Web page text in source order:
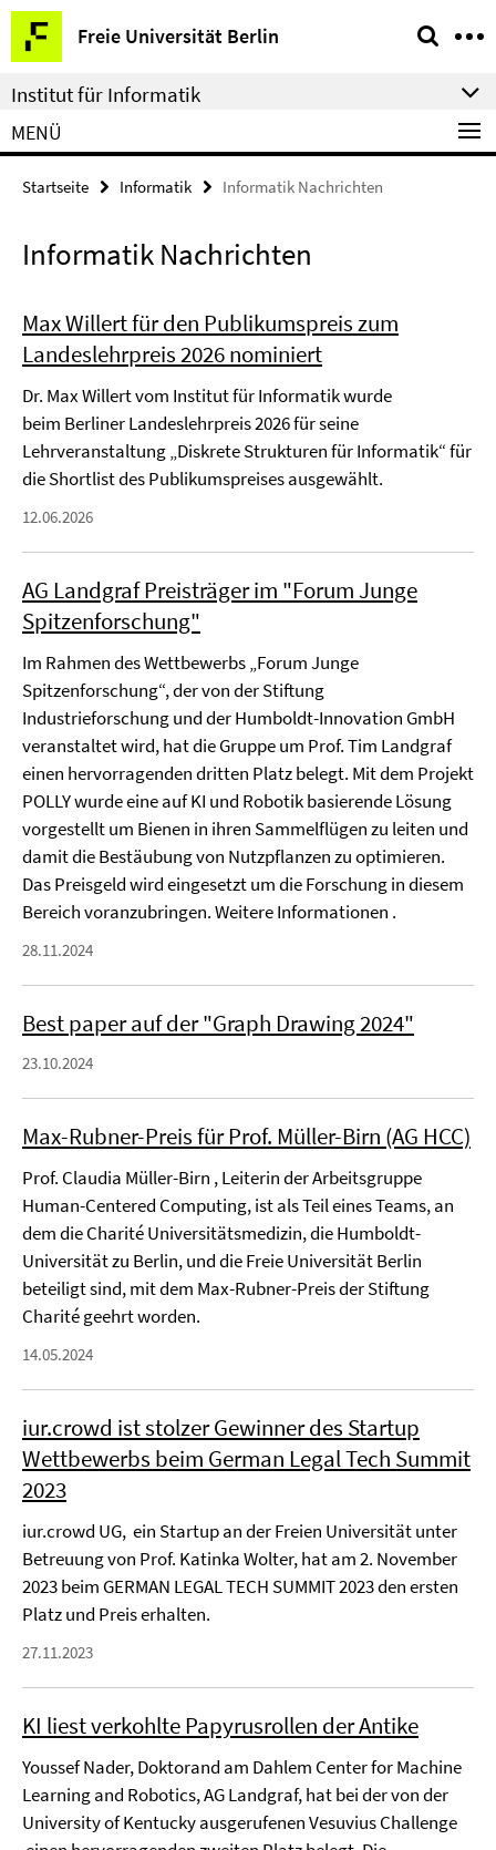
Springe
direkt
zu
Inhalt
Freie Universität Berlin
Service-
Navigation
Institut für Informatik
MENÜ
Startseite Informatik Informatik Nachrichten
Informatik Nachrichten
Max Willert für den Publikumspreis zum
Landeslehrpreis 2026 nominiert
Dr. Max Willert vom Institut für Informatik wurde
beim Berliner Landeslehrpreis 2026 für seine
Lehrveranstaltung „Diskrete Strukturen für Informatik“ für
die Shortlist des Publikumspreises ausgewählt.
12.06.2026
AG Landgraf Preisträger im "Forum Junge
Spitzenforschung"
Im Rahmen des Wettbewerbs „Forum Junge
Spitzenforschung“, der von der Stiftung
Industrieforschung und der Humboldt-Innovation GmbH
veranstaltet wird, hat die Gruppe um Prof. Tim Landgraf
einen hervorragenden dritten Platz belegt. Mit dem Projekt
POLLY wurde eine auf KI und Robotik basierende Lösung
vorgestellt um Bienen in ihren Sammelflügen zu leiten und
damit die Bestäubung von Nutzpflanzen zu optimieren.
Das Preisgeld wird eingesetzt um die Forschung in diesem
Bereich voranzubringen. Weitere Informationen .
28.11.2024
Best paper auf der "Graph Drawing 2024"
23.10.2024
Max-Rubner-Preis für Prof. Müller-Birn (AG HCC)
Prof. Claudia Müller-Birn , Leiterin der Arbeitsgruppe
Human-Centered Computing, ist als Teil eines Teams, an
dem die Charité Universitätsmedizin, die Humboldt-
Universität zu Berlin, und die Freie Universität Berlin
beteiligt sind, mit dem Max-Rubner-Preis der Stiftung
Charité geehrt worden.
14.05.2024
iur.crowd ist stolzer Gewinner des Startup
Wettbewerbs beim German Legal Tech Summit
2023
iur.crowd UG, ein Startup an der Freien Universität unter
Betreuung von Prof. Katinka Wolter, hat am 2. November
2023 beim GERMAN LEGAL TECH SUMMIT 2023 den ersten
Platz und Preis erhalten.
27.11.2023
KI liest verkohlte Papyrusrollen der Antike
Youssef Nader, Doktorand am Dahlem Center for Machine
Learning and Robotics, AG Landgraf, hat bei der von der
University of Kentucky ausgerufenen Vesuvius Challenge